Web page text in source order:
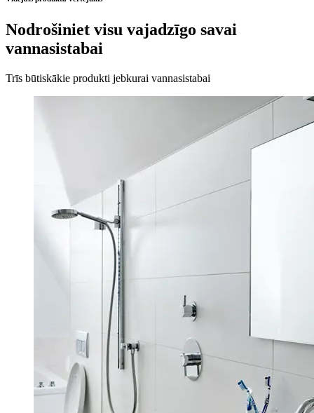
Nodrošiniet visu vajadzīgo savai
vannasistabai
Trīs būtiskākie produkti jebkurai vannasistabai